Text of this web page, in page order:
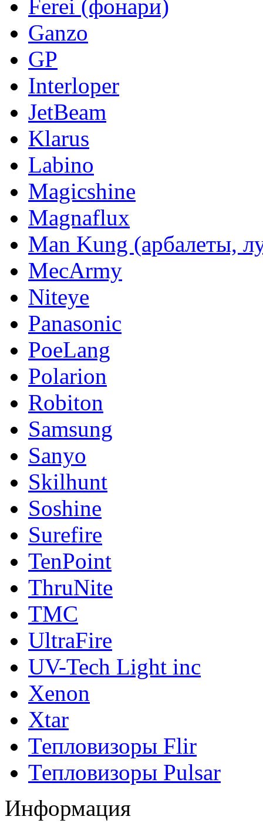
Ferei (фонари)
Ganzo
GP
Interloper
JetBeam
Klarus
Labino
Magicshine
Magnaflux
Man Kung (арбалеты,
MecArmy
Niteye
Panasonic
PoeLang
Polarion
Robiton
Samsung
Sanyo
Skilhunt
Soshine
Surefire
TenPoint
ThruNite
TMC
UltraFire
UV-Tech Light inc
Xenon
Xtar
Тепловизоры Flir
Тепловизоры Pulsar
Информация